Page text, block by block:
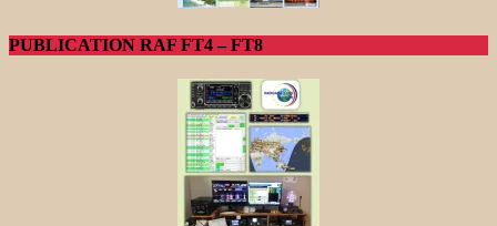
PUBLICATION RAF FT4 – FT8